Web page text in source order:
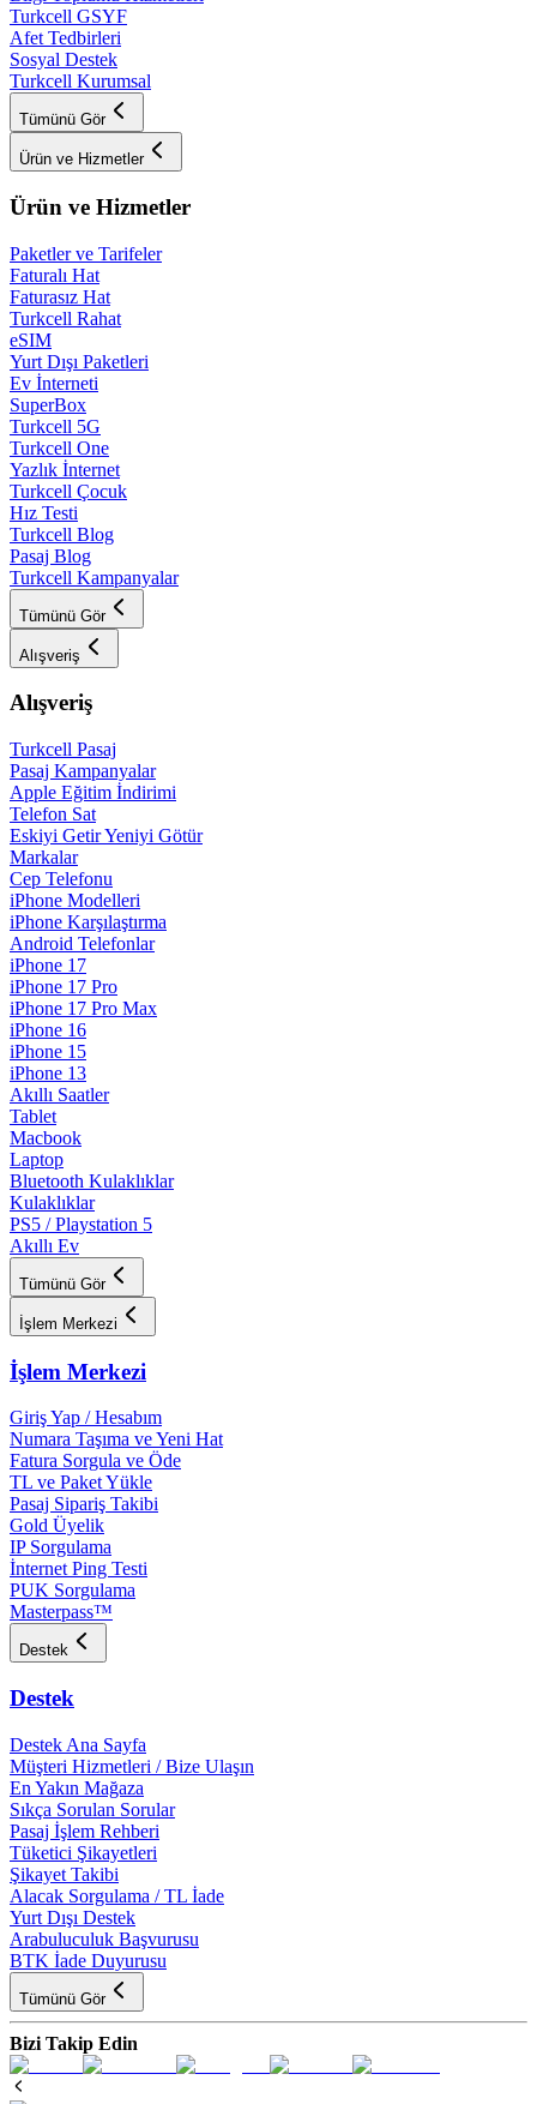
Turkcell GSYF
Afet Tedbirleri
Sosyal Destek
Turkcell Kurumsal
Tümünü Gör
Ürün ve Hizmetler
Ürün ve Hizmetler
Paketler ve Tarifeler
Faturalı Hat
Faturasız Hat
Turkcell Rahat
eSIM
Yurt Dışı Paketleri
Ev İnterneti
SuperBox
Turkcell 5G
Turkcell One
Yazlık İnternet
Turkcell Çocuk
Hız Testi
Turkcell Blog
Pasaj Blog
Turkcell Kampanyalar
Tümünü Gör
Alışveriş
Alışveriş
Turkcell Pasaj
Pasaj Kampanyalar
Apple Eğitim İndirimi
Telefon Sat
Eskiyi Getir Yeniyi Götür
Markalar
Cep Telefonu
iPhone Modelleri
iPhone Karşılaştırma
Android Telefonlar
iPhone 17
iPhone 17 Pro
iPhone 17 Pro Max
iPhone 16
iPhone 15
iPhone 13
Akıllı Saatler
Tablet
Macbook
Laptop
Bluetooth Kulaklıklar
Kulaklıklar
PS5 / Playstation 5
Akıllı Ev
Tümünü Gör
İşlem Merkezi
İşlem Merkezi
Giriş Yap / Hesabım
Numara Taşıma ve Yeni Hat
Fatura Sorgula ve Öde
TL ve Paket Yükle
Pasaj Sipariş Takibi
Gold Üyelik
IP Sorgulama
İnternet Ping Testi
PUK Sorgulama
Masterpass™
Destek
Destek
Destek Ana Sayfa
Müşteri Hizmetleri / Bize Ulaşın
En Yakın Mağaza
Sıkça Sorulan Sorular
Pasaj İşlem Rehberi
Tüketici Şikayetleri
Şikayet Takibi
Alacak Sorgulama / TL İade
Yurt Dışı Destek
Arabuluculuk Başvurusu
BTK İade Duyurusu
Tümünü Gör
Bizi Takip Edin